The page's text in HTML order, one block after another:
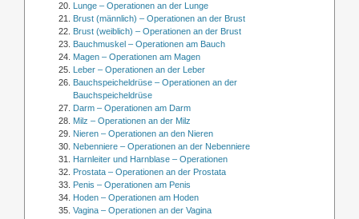
Lunge – Operationen an der Lunge
Brust (männlich) – Operationen an der Brust
Brust (weiblich) – Operationen an der Brust
Bauchmuskel – Operationen am Bauch
Magen – Operationen am Magen
Leber – Operationen an der Leber
Bauchspeicheldrüse – Operationen an der
Bauchspeicheldrüse
Darm – Operationen am Darm
Milz – Operationen an der Milz
Nieren – Operationen an den Nieren
Nebenniere – Operationen an der Nebenniere
Harnleiter und Harnblase – Operationen
Prostata – Operationen an der Prostata
Penis – Operationen am Penis
Hoden – Operationen am Hoden
Vagina – Operationen an der Vagina